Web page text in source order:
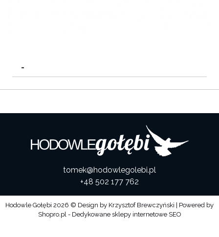
-
tomek@hodowlegolebi.pl
+48 502 177 762
Hodowle Gołębi 2026 © Design by Krzysztof Brewczyński | Powered by
Shopro.pl - Dedykowane sklepy internetowe SEO